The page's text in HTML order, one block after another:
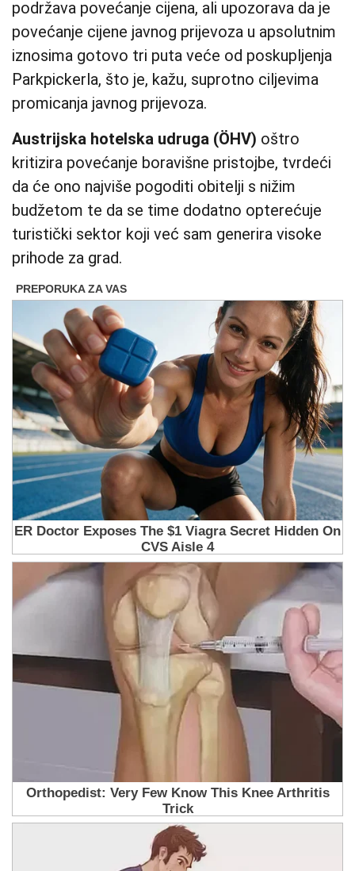
podržava povećanje cijena, ali upozorava da je
povećanje cijene javnog prijevoza u apsolutnim
iznosima gotovo tri puta veće od poskupljenja
Parkpickerla, što je, kažu, suprotno ciljevima
promicanja javnog prijevoza.
Austrijska hotelska udruga (ÖHV) oštro
kritizira povećanje boravišne pristojbe, tvrdeći
da će ono najviše pogoditi obitelji s nižim
budžetom te da se time dodatno opterećuje
turistički sektor koji već sam generira visoke
prihode za grad.